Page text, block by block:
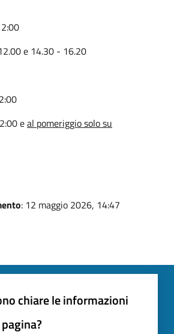
e 14.30 - 16.20
eal pomeriggio solo su
: 12 maggio 2026, 14:47
chiare le informazioni